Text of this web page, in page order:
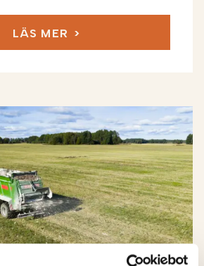
LÄS MER